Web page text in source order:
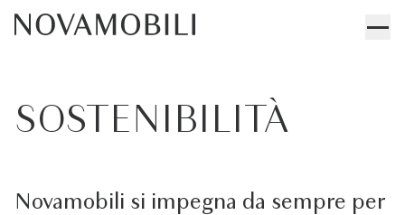
SOSTENIBILITÀ
Novamobili si impegna da sempre per